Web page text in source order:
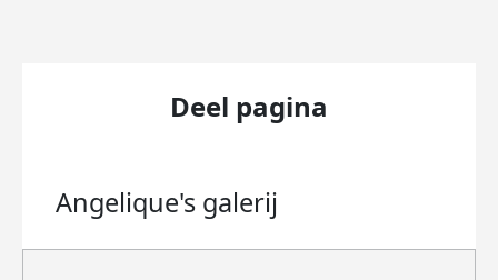
Deel pagina
Angelique's galerij